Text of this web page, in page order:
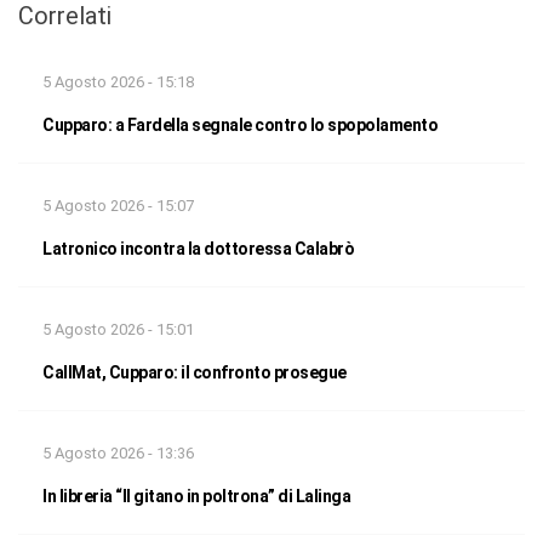
Correlati
5 Agosto 2026 - 15:18
Cupparo: a Fardella segnale contro lo spopolamento
5 Agosto 2026 - 15:07
Latronico incontra la dottoressa Calabrò
5 Agosto 2026 - 15:01
CallMat, Cupparo: il confronto prosegue
5 Agosto 2026 - 13:36
In libreria “Il gitano in poltrona” di Lalinga